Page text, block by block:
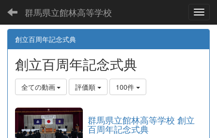
群馬県立館林高等学校
創立百周年記念式典
創立百周年記念式典
全ての動画 評価順 100件
群馬県立館林高等学校 創立
百周年記念式典